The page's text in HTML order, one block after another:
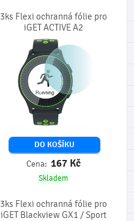
3ks Flexi ochranná fólie pro
iGET ACTIVE A2
DO KOŠÍKU
Cena: 167 Kč
Skladem
3ks Flexi ochranná fólie pro
iGET Blackview GX1 / Sport